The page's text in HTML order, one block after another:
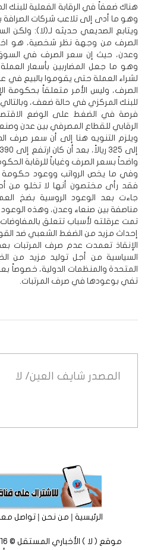
هناك ضعفاً في الرقابة الفعلية للبنك
وهو ما أدى إلى تلاعب شركات الصرافة
ويتابع الصديعي حديثه لـ(لا): ولكن
الصرف من وجهة نظر شخصية، هو
وهو ما جعل المضاربين بأسعار
لشراء العملة حتى يقوموا بالبيع في
الصرف، وليس الأمر متعلقاً بحكومة
للبنك المركزي في حالة ضعف،
فرصة في الضغط على الوضع
الرقابي للقطاع المصرفي بين عدن
ويلزم التنويه هنا إلى أن سعر صرف
واضحاً بسعر الصرف وغياباً للرقابة
وفي ما يخص الرواتب ووعود حكومة
فقد رأى مختصون أنها لا تخلو من
جاءت بعد الوعود الروسية بضخ
مناصفة بين صنعاء وعدن، وهذه الوعود
تمت عرقلته لأسباب تتعلق
إحداث مزيد من الضغط الشعبي ضد
الإنقاذ تعمدت عدم صرف المرتبات
السياسية من أجل توليد مزيد من
المتحدة والمنظمات الدولية، خصوصاً
تفي بوعودها في صرف المرتبات.
المصدر شايف العين/ لا
الرئيسية|من نحن|تواصل